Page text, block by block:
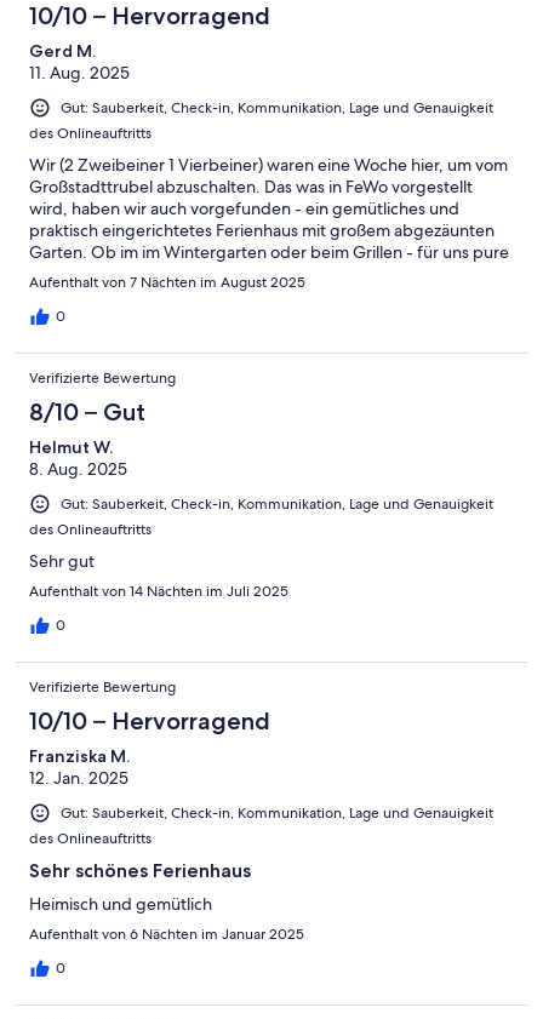
10/10 – Hervorragend
Gerd M.
11. Aug. 2025
Gut: Sauberkeit, Check-in, Kommunikation, Lage und Genauigkeit
des Onlineauftritts
Wir (2 Zweibeiner 1 Vierbeiner) waren eine Woche hier, um vom
Großstadttrubel abzuschalten. Das was in FeWo vorgestellt
wird, haben wir auch vorgefunden - ein gemütliches und
praktisch eingerichtetes Ferienhaus mit großem abgezäunten
Garten. Ob im im Wintergarten oder beim Grillen - für uns pure
Entspannung. Unser Vierbeiner hat es auch genossen, im
Garten zu toben und in den umliegenden Wäldern
herumzustromern. Jeden Tag war er in dem nah gelegenen
war sehr freundlich. Danke auch dafür. Wir würden immer
wieder gern hierher kommen.
Aufenthalt von 7 Nächten im August 2025
0
Verifizierte Bewertung
8/10 – Gut
Helmut W.
8. Aug. 2025
Gut: Sauberkeit, Check-in, Kommunikation, Lage und Genauigkeit
des Onlineauftritts
Sehr gut
Aufenthalt von 14 Nächten im Juli 2025
0
Verifizierte Bewertung
10/10 – Hervorragend
Franziska M.
12. Jan. 2025
Gut: Sauberkeit, Check-in, Kommunikation, Lage und Genauigkeit
des Onlineauftritts
Sehr schönes Ferienhaus
Heimisch und gemütlich
Aufenthalt von 6 Nächten im Januar 2025
0